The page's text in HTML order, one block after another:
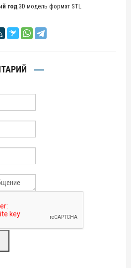
год 3D модель формат STL